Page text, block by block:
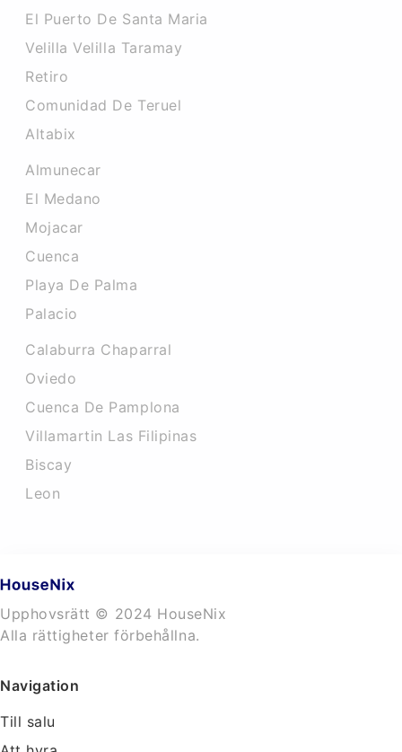
El Puerto De Santa Maria
Velilla Velilla Taramay
Retiro
Comunidad De Teruel
Altabix
Almunecar
El Medano
Mojacar
Cuenca
Playa De Palma
Palacio
Calaburra Chaparral
Oviedo
Cuenca De Pamplona
Villamartin Las Filipinas
Biscay
Leon
Upphovsrätt © 2024 HouseNix
Alla rättigheter förbehållna.
Navigation
Till salu